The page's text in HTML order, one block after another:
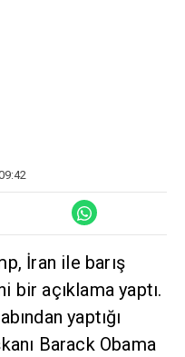
İran ile barış
bir açıklama yaptı.
yaptığı
Barack Obama